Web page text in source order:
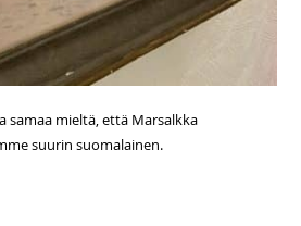
samaa mieltä, että Marsalkka
suurin suomalainen.